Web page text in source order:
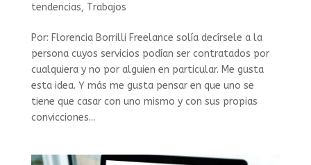
tendencias, Trabajos
Por: Florencia Borrilli Freelance solía decírsele a la
persona cuyos servicios podían ser contratados por
cualquiera y no por alguien en particular. Me gusta
esta idea. Y más me gusta pensar en que uno se
tiene que casar con uno mismo y con sus propias
convicciones...